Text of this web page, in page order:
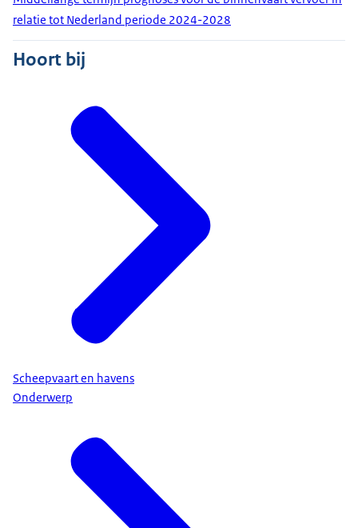
relatie tot Nederland periode 2024-2028
Hoort bij
Scheepvaart en havens
Onderwerp